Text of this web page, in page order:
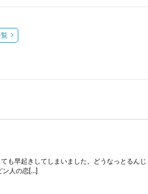
も早起きしてしまいました。どうなっとるんじ
ン人の恋[…]